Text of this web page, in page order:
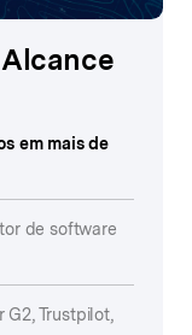
em mais de
de software
Trustpilot,